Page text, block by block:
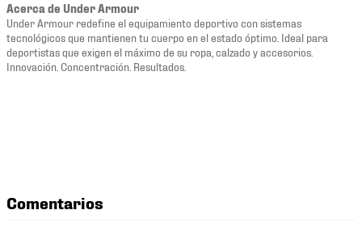
Acerca de Under Armour
Under Armour redefine el equipamiento deportivo con sistemas
tecnológicos que mantienen tu cuerpo en el estado óptimo. Ideal para
deportistas que exigen el máximo de su ropa, calzado y accesorios.
Innovación. Concentración. Resultados.
Comentarios